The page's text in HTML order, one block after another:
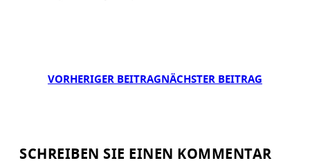
VORHERIGER BEITRAG NÄCHSTER BEITRAG
SCHREIBEN SIE EINEN KOMMENTAR